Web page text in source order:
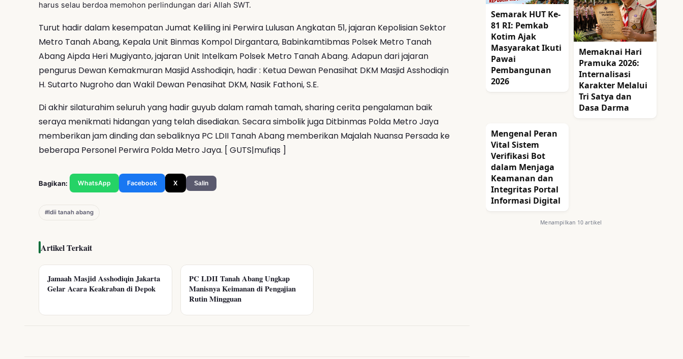
harus selau berdoa memohon perlindungan dari Allah SWT.
Turut hadir dalam kesempatan Jumat Keliling ini Perwira Lulusan Angkatan 51, jajaran Kepolisian Sektor
Metro Tanah Abang, Kepala Unit Binmas Kompol Dirgantara, Babinkamtibmas Polsek Metro Tanah
Abang Aipda Heri Mugiyanto, jajaran Unit Intelkam Polsek Metro Tanah Abang. Adapun dari jajaran
pengurus Dewan Kemakmuran Masjid Asshodiqin, hadir : Ketua Dewan Penasihat DKM Masjid Asshodiqin
H. Sutarto Nugroho dan Wakil Dewan Penasihat DKM, Nasik Fathoni, S.E.
Di akhir silaturahim seluruh yang hadir guyub dalam ramah tamah, sharing cerita pengalaman baik
seraya menikmati hidangan yang telah disediakan. Secara simbolik juga Ditbinmas Polda Metro Jaya
memberikan jam dinding dan sebaliknya PC LDII Tanah Abang memberikan Majalah Nuansa Persada ke
beberapa Personel Perwira Polda Metro Jaya. [ GUTS|mufiqs ]
Bagikan: WhatsApp Facebook X Salin
#ldii tanah abang
Artikel Terkait
Jamaah Masjid Asshodiqin Jakarta
Gelar Acara Keakraban di Depok
PC LDII Tanah Abang Ungkap
Manisnya Keimanan di Pengajian
Rutin Mingguan
Semarak HUT Ke-
81 RI: Pemkab
Kotim Ajak
Masyarakat Ikuti
Pawai
Pembangunan
2026
Memaknai Hari
Pramuka 2026:
Internalisasi
Karakter Melalui
Tri Satya dan
Dasa Darma
Mengenal Peran
Vital Sistem
Verifikasi Bot
dalam Menjaga
Keamanan dan
Integritas Portal
Informasi Digital
Menampilkan 10 artikel